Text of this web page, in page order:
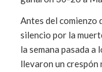
Antes del comienzo
silencio por la
la semana pasada
llevaron un crespón